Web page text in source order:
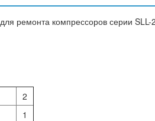
ремонта компрессоров серии
2
1